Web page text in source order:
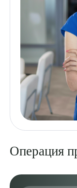
Операция